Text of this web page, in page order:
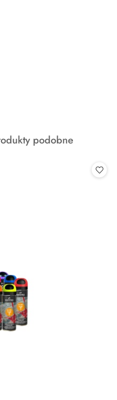
podobne